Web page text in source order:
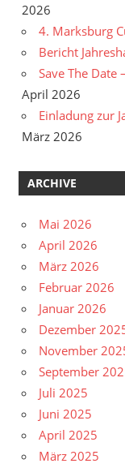
2026
4. Marksburg
Bericht
Save The
April 2026
Einladung zur
März 2026
ARCHIVE
Mai 2026
April 2026
März 2026
Februar 2026
Januar 2026
Dezember
November
September
Juli 2025
Juni 2025
April 2025
März 2025